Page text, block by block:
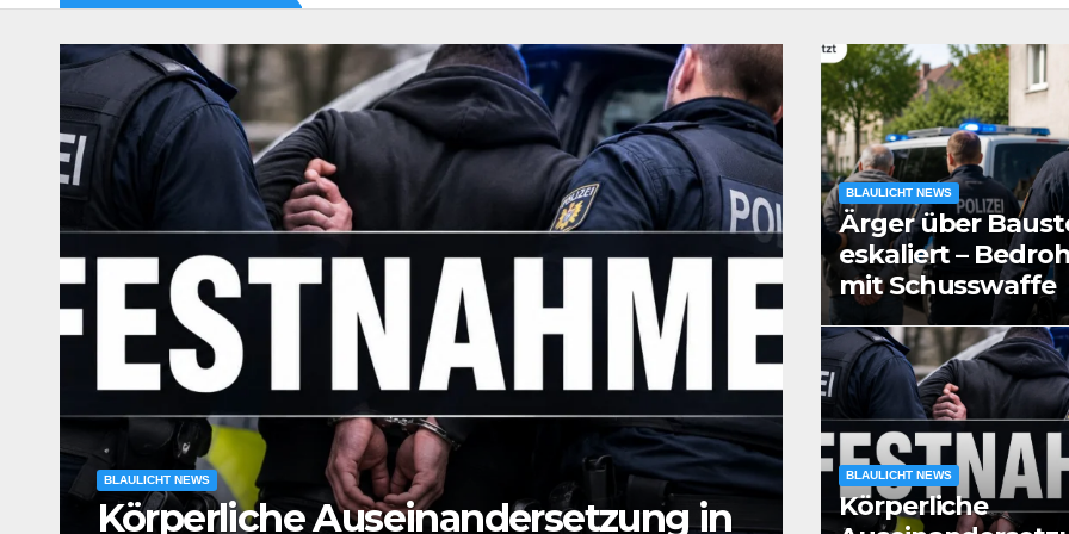
BLAULICHT NEWS
Körperliche Auseinandersetzung in
BLAULICHT NEWS
BLAULICHT NEWS
Ärger über
eskaliert –
mit Schusswaffe
BLAULICHT NEWS
Körperliche